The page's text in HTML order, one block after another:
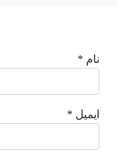
نام *
ایمیل *